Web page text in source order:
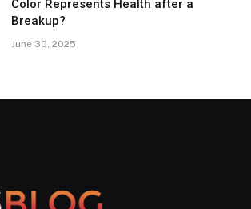
Color Represents Health after a
Breakup?
June 30, 2025